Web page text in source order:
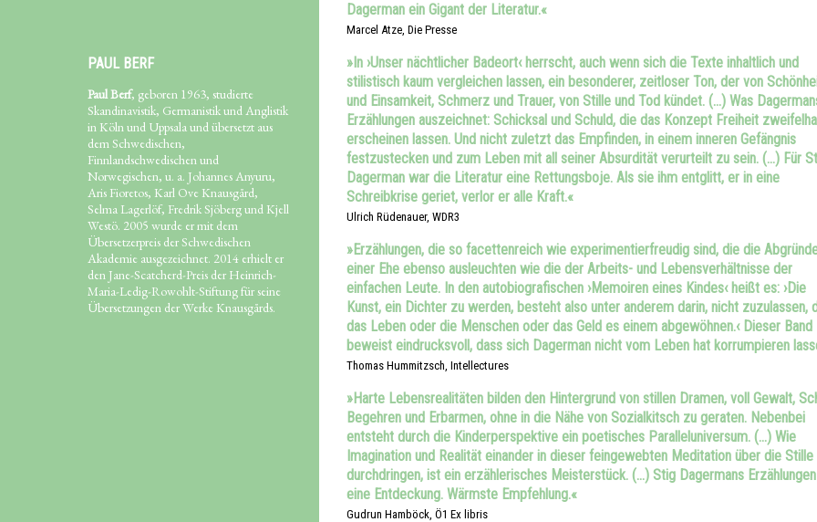
Dagerman ein Gigant der Literatur.«
Marcel Atze, Die Presse
»In ›Unser nächtlicher Badeort‹ herrscht, auch wenn sich die Texte inhaltlich und
stilistisch kaum vergleichen lassen, ein besonderer, zeitloser Ton, der von
und Einsamkeit, Schmerz und Trauer, von Stille und Tod kündet. (…) Was
Erzählungen auszeichnet: Schicksal und Schuld, die das Konzept Freiheit
erscheinen lassen. Und nicht zuletzt das Empfinden, in einem inneren Gefängnis
festzustecken und zum Leben mit all seiner Absurdität verurteilt zu sein. (…) Für
Dagerman war die Literatur eine Rettungsboje. Als sie ihm entglitt, er in eine
Schreibkrise geriet, verlor er alle Kraft.«
Ulrich Rüdenauer, WDR3
»Erzählungen, die so facettenreich wie experimentierfreudig sind, die die
einer Ehe ebenso ausleuchten wie die der Arbeits- und Lebensverhältnisse der
einfachen Leute. In den autobiografischen ›Memoiren eines Kindes‹ heißt es: ›Die
Kunst, ein Dichter zu werden, besteht also unter anderem darin, nicht zuzulassen,
das Leben oder die Menschen oder das Geld es einem abgewöhnen.‹ Dieser Band
beweist eindrucksvoll, dass sich Dagerman nicht vom Leben hat korrumpieren
Thomas Hummitzsch, Intellectures
»Harte Lebensrealitäten bilden den Hintergrund von stillen Dramen, voll Gewalt,
Begehren und Erbarmen, ohne in die Nähe von Sozialkitsch zu geraten. Nebenbei
entsteht durch die Kinderperspektive ein poetisches Paralleluniversum. (…) Wie
Imagination und Realität einander in dieser feingewebten Meditation über die Stille
durchdringen, ist ein erzählerisches Meisterstück. (…) Stig Dagermans
eine Entdeckung. Wärmste Empfehlung.«
Gudrun Hamböck, Ö1 Ex libris
PAUL BERF
Paul Berf, geboren 1963, studierte
Skandinavistik, Germanistik und Anglistik
in Köln und Uppsala und übersetzt aus
dem Schwedischen,
Finnlandschwedischen und
Norwegischen, u. a. Johannes Anyuru,
Aris Fioretos, Karl Ove Knausgård,
Selma Lagerlöf, Fredrik Sjöberg und Kjell
Westö. 2005 wurde er mit dem
Übersetzerpreis der Schwedischen
Akademie ausgezeichnet. 2014 erhielt er
den Jane-Scatcherd-Preis der Heinrich-
Maria-Ledig-Rowohlt-Stiftung für seine
Übersetzungen der Werke Knausgårds.